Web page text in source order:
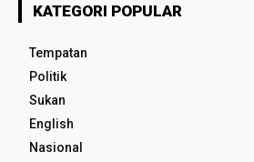
KATEGORI POPULAR
Tempatan
Politik
Sukan
English
Nasional